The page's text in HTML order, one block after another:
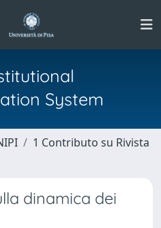
System
1 Contributo su Rivista
dinamica dei